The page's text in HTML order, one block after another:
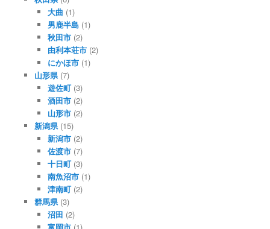
大曲 (1)
男鹿半島 (1)
秋田市 (2)
由利本荘市 (2)
にかほ市 (1)
山形県(7)
遊佐町 (3)
酒田市 (2)
山形市 (2)
新潟県(15)
新潟市 (2)
佐渡市 (7)
十日町 (3)
南魚沼市 (1)
津南町 (2)
群馬県(3)
沼田 (2)